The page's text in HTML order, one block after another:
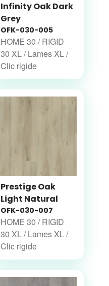
Infinity Oak Dark
Grey
OFK-030-005
HOME 30 / RIGID
30 XL / Lames XL /
Clic rigide
Prestige Oak
Light Natural
OFK-030-007
HOME 30 / RIGID
30 XL / Lames XL /
Clic rigide